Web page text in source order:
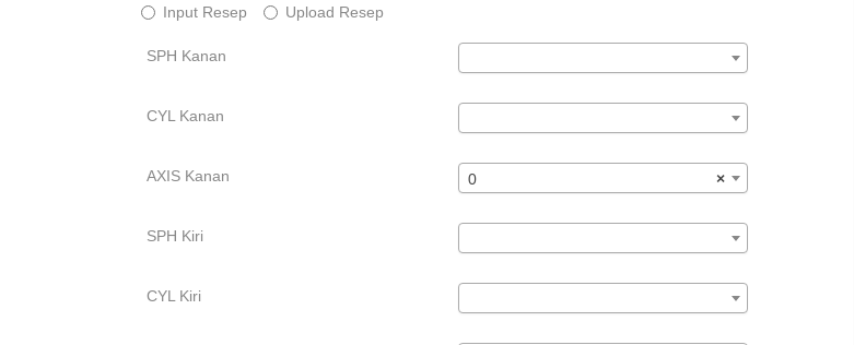
Input Resep Upload Resep
SPH Kanan
CYL Kanan
AXIS Kanan ×
0
SPH Kiri
CYL Kiri